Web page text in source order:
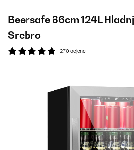
Beersafe 86cm 124L
Srebro
270 ocjene